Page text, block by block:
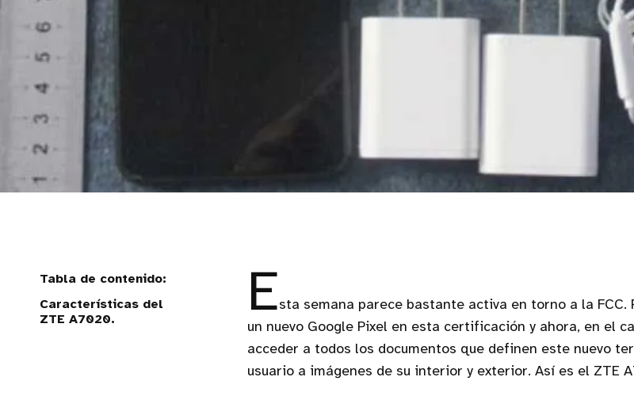
Características del
ZTE A7020.
Esta semana parece bastante activa en torno a la FCC.
un nuevo Google Pixel en esta certificación y ahora, en el
acceder a todos los documentos que definen este nuevo
usuario a imágenes de su interior y exterior. Así es el ZTE